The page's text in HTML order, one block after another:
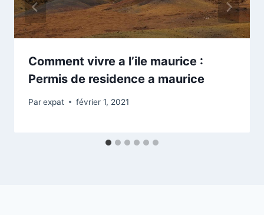
Comment vivre a l’ile maurice :
Permis de residence a maurice
Parexpat février 1, 2021